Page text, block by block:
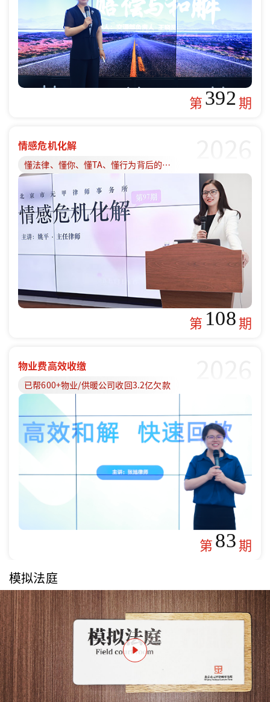
第392期
情感危机化解
懂法律、懂你、懂TA、懂行为背后的原因
第 108期
物业费高效收缴
已帮600+物业/供暖公司收回3.2亿欠款
第83期
模拟法庭